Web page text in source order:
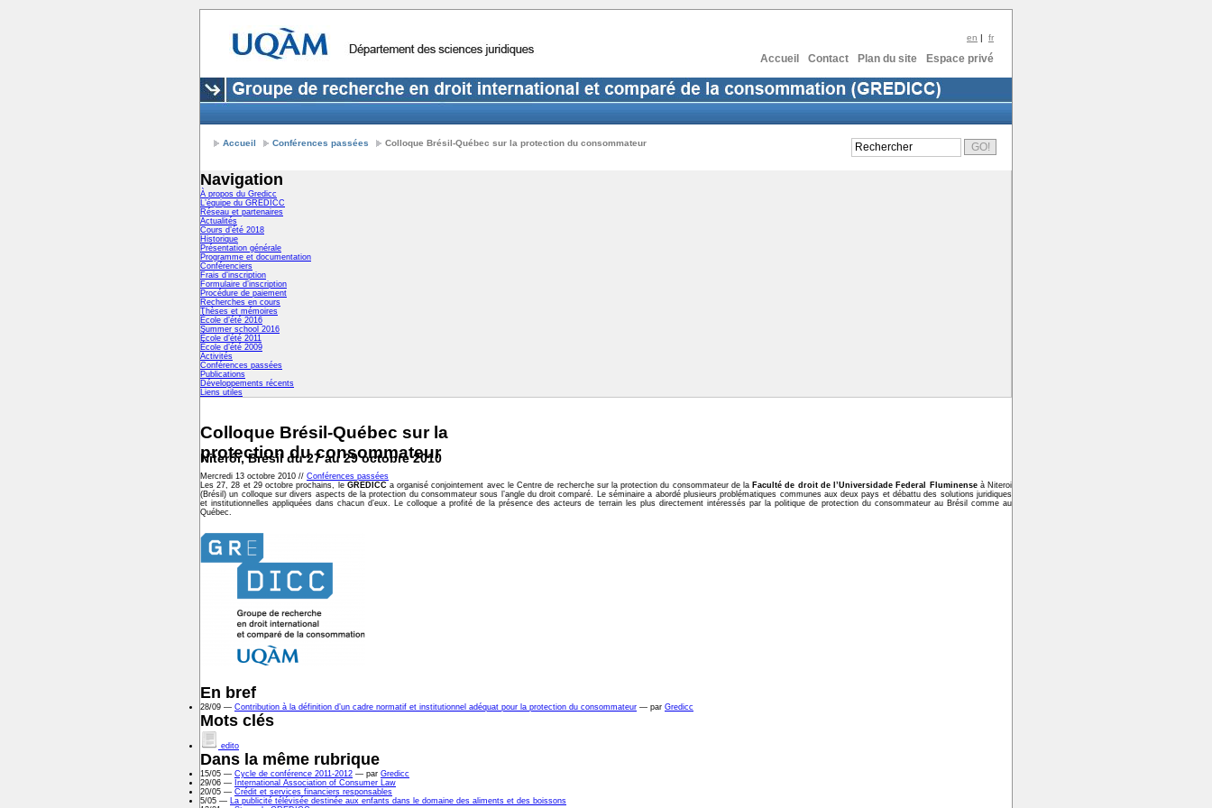
en | fr
Accueil Contact Plan du site Espace privé
Accueil Conférences passées Colloque Brésil-Québec sur la protection du consommateur
Navigation
À propos du Gredicc
L’équipe du GREDICC
Réseau et partenaires
Actualités
Cours d’été 2018
Historique
Présentation générale
Programme et documentation
Conférenciers
Frais d’inscription
Formulaire d’inscription
Procédure de paiement
Recherches en cours
Thèses et mémoires
École d’été 2016
Summer school 2016
École d’été 2011
École d’été 2009
Activités
Conférences passées
Publications
Développements récents
Liens utiles
Colloque Brésil-Québec sur la
protection du consommateur
Niterói, Brésil du 27 au 29 octobre 2010
Mercredi 13 octobre 2010 // Conférences passées
Les 27, 28 et 29 octobre prochains, le GREDICC a organisé conjointement avec le Centre de recherche sur la protection du consommateur de la Faculté de droit de l’Universidade Federal Fluminenseà Niteroi
(Brésil) un colloque sur divers aspects de la protection du consommateur sous l’angle du droit comparé. Le séminaire a abordé plusieurs problématiques communes aux deux pays et débattu des solutions juridiques
et institutionnelles appliquées dans chacun d’eux. Le colloque a profité de la présence des acteurs de terrain les plus directement intéressés par la politique de protection du consommateur au Brésil comme au
Québec.
En bref
28/09 — Contribution à la définition d’un cadre normatif et institutionnel adéquat pour la protection du consommateur — par Gredicc
Mots clés
edito
Dans la même rubrique
15/05 — Cycle de conférence 2011-2012 — par Gredicc
29/06 — International Association of Consumer Law
20/05 — Crédit et services financiers responsables
5/05 — La publicité télévisée destinée aux enfants dans le domaine des aliments et des boissons